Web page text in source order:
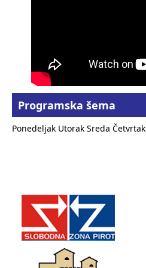
Programska šema
Ponedeljak Utorak Sreda Četvrtak